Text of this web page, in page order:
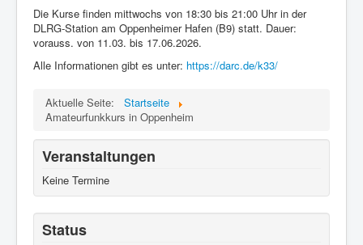
Die Kurse finden mittwochs von 18:30 bis 21:00 Uhr in der
DLRG-Station am Oppenheimer Hafen (B9) statt. Dauer:
vorauss. von 11.03. bis 17.06.2026.
Alle Informationen gibt es unter: https://darc.de/k33/
Aktuelle Seite:
Startseite
Amateurfunkkurs in Oppenheim
Veranstaltungen
Keine Termine
Status